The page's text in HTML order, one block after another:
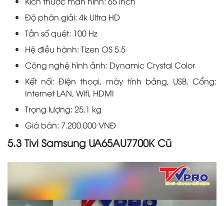
Độ phân giải: 4k Ultra HD
Tần số quét: 100 Hz
Hệ điều hành: Tizen OS 5.5
Công nghệ hình ảnh: Dynamic Crystal Color
Kết nối: Điện thoại, máy tính bảng, USB, Cổng:
Internet LAN, Wifi, HDMI
Trọng lượng: 25,1 kg
Giá bán: 7.200.000 VNĐ
5.3 Tivi Samsung UA65AU7700K Cũ